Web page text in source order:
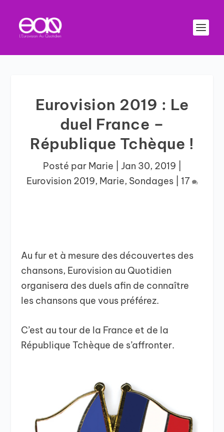
Eurovision 2019 : Le
duel France –
République Tchèque !
Posté par Marie Jan 30, 2019
Eurovision 2019, Marie, Sondages| 17
Au fur et à mesure des découvertes des
chansons, Eurovision au Quotidien
organisera des duels afin de connaître
les chansons que vous préférez.
C’est au tour de la France et de la
République Tchèque de s’affronter.